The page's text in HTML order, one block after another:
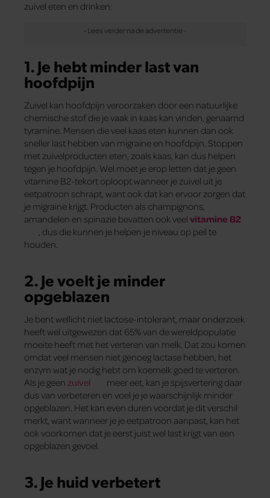
zuivel eten en drinken:
1. Je hebt minder last van
hoofdpijn
Zuivel kan hoofdpijn veroorzaken door een natuurlijke
chemische stof die je vaak in kaas kan vinden, genaamd
tyramine. Mensen die veel kaas eten kunnen dan ook
sneller last hebben van migraine en hoofdpijn. Stoppen
met zuivelproducten eten, zoals kaas, kan dus helpen
tegen je hoofdpijn. Wel moet je erop letten dat je geen
vitamine B2-tekort oploopt wanneer je zuivel uit je
eetpatroon schrapt, want ook dat kan ervoor zorgen dat
je migraine krijgt. Producten als champignons,
amandelen en spinazie bevatten ook veel vitamine B2
, dus die kunnen je helpen je niveau op peil te
houden.
2. Je voelt je minder
opgeblazen
Je bent wellicht niet lactose-intolerant, maar onderzoek
heeft wel uitgewezen dat 65% van de wereldpopulatie
moeite heeft met het verteren van melk. Dat zou komen
omdat veel mensen niet genoeg lactase hebben, het
enzym wat je nodig hebt om koemelk goed te verteren.
Als je geen zuivel
meer eet, kan je spijsvertering daar
dus van verbeteren en voel je je waarschijnlijk minder
opgeblazen. Het kan even duren voordat je dit verschil
merkt, want wanneer je je eetpatroon aanpast, kan het
ook voorkomen dat je eerst juist wel last krijgt van een
opgeblazen gevoel.
3. Je huid verbetert